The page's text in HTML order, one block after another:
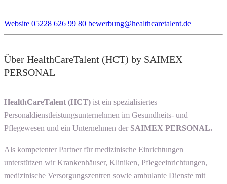
Website 05228 626 99 80 bewerbung@healthcaretalent.de
Über HealthCareTalent (HCT) by SAIMEX
PERSONAL
HealthCareTalent (HCT) ist ein spezialisiertes
Personaldienstleistungsunternehmen im Gesundheits- und
Pflegewesen und ein Unternehmen der SAIMEX PERSONAL.
Als kompetenter Partner für medizinische Einrichtungen
unterstützen wir Krankenhäuser, Kliniken, Pflegeeinrichtungen,
medizinische Versorgungszentren sowie ambulante Dienste mit